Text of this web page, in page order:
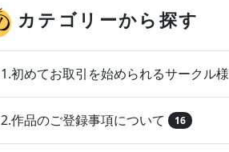
カテゴリーから探す
1.初めてお取引を始められるサークル様
2.作品のご登録事項について 16